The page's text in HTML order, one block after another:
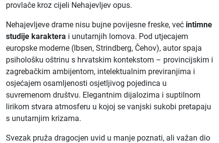
provlače kroz cijeli Nehajevljev opus.
Nehajevljeve drame nisu bujne povijesne freske, već intimne
studije karaktera i unutarnjih lomova. Pod utjecajem
europske moderne (Ibsen, Strindberg, Čehov), autor spaja
psihološku oštrinu s hrvatskim kontekstom – provincijskim i
zagrebačkim ambijentom, intelektualnim previranjima i
osjećajem osamljenosti osjetljivog pojedinca u
suvremenom društvu. Elegantnim dijalozima i suptilnom
lirikom stvara atmosferu u kojoj se vanjski sukobi pretapaju
s unutarnjim krizama.
Svezak pruža dragocjen uvid u manje poznati, ali važan dio